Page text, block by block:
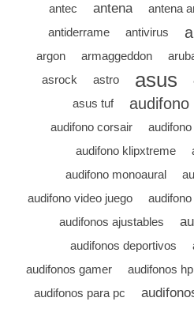
antec
antena antena
antiderrame
antivirus
argon armaggeddon
asrock
astro asus
asus tuf
audifono
audifono corsair
audifono klipxtreme
audifono monoaural
audifono video juego
audifonos ajustables
audifonos deportivos
audifonos gamer
audifonos hp
audifonos para pc